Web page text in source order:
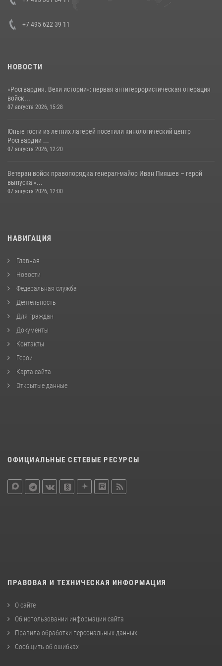
+7 495 622 39 11
НОВОСТИ
«Росгвардия. Вехи истории»: первая антитеррористическая операция
войск...
07 августа 2026, 15:28
Юные гости из летних лагерей посетили кинологический центр
Росгвардии ...
07 августа 2026, 12:20
Ветеран войск правопорядка генерал-майор Иван Пияшев – герой
выпуска «...
07 августа 2026, 12:00
НАВИГАЦИЯ
Главная
Новости
Федеральная служба
Деятельность
Для граждан
Документы
Контакты
Герои
Карта сайта
Открытые данные
ОФИЦИАЛЬНЫЕ СЕТЕВЫЕ РЕСУРСЫ
ПРАВОВАЯ И ТЕХНИЧЕСКАЯ ИНФОРМАЦИЯ
О сайте
Об использовании информации сайта
Правила обработки персональных данных
Сообщить об ошибках